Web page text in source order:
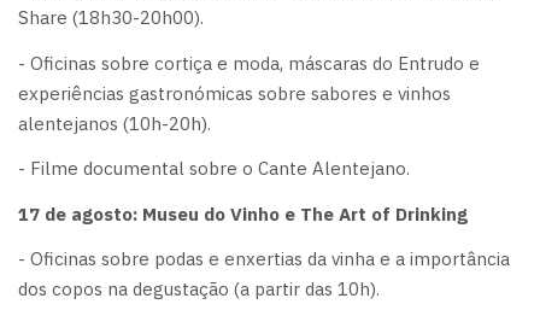
Share (18h30-20h00).
- Oficinas sobre cortiça e moda, máscaras do Entrudo e
experiências gastronómicas sobre sabores e vinhos
alentejanos (10h-20h).
- Filme documental sobre o Cante Alentejano.
17 de agosto: Museu do Vinho e The Art of Drinking
- Oficinas sobre podas e enxertias da vinha e a importância
dos copos na degustação (a partir das 10h).